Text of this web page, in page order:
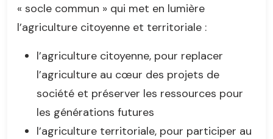
« socle commun » qui met en lumière
l’agriculture citoyenne et territoriale :
l’agriculture citoyenne, pour replacer
l’agriculture au cœur des projets de
société et préserver les ressources pour
les générations futures
l’agriculture territoriale, pour participer au